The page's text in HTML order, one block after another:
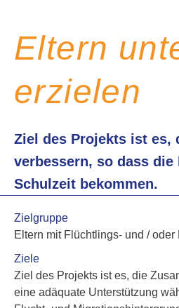
Eltern
erzielen
Ziel des Projekts ist es,
verbessern, so dass
Schulzeit bekommen.
Zielgruppe
Eltern mit Flüchtlings- und /
Ziele
Ziel des Projekts ist es, die
eine adäquate Unterstützung